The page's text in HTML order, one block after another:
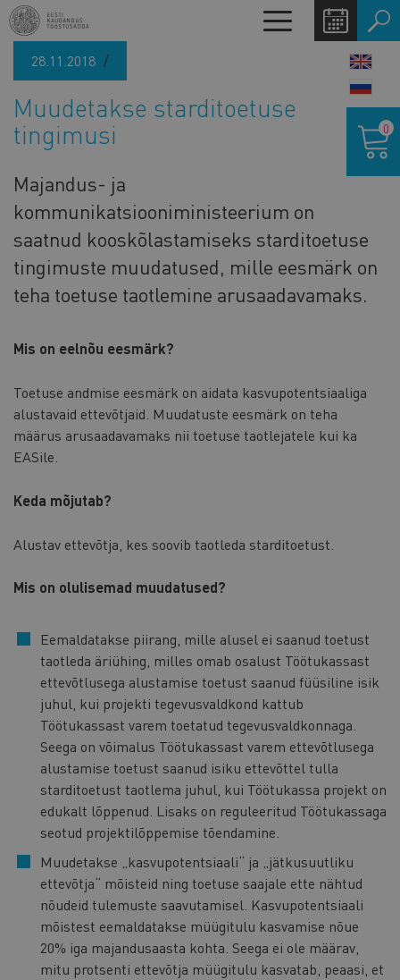
Liigu
edasi
põhisisu
Toggle
navigation
28.11.2018
Muudetakse starditoetuse
tingimusi
Majandus- ja
kommunikatsiooniministeerium on
saatnud kooskõlastamiseks starditoetuse
tingimuste muudatused, mille eesmärk on
teha toetuse taotlemine arusaadavamaks.
Mis on eelnõu eesmärk?
Toetuse andmise eesmärk on aidata kasvupotentsiaaliga
alustavaid ettevõtjaid. Muudatuste eesmärk on teha
määrus arusaadavamaks nii toetuse taotlejatele kui ka
EASile.
Keda mõjutab?
Alustav ettevõtja, kes soovib taotleda starditoetust.
Mis on olulisemad muudatused?
Eemaldatakse piirang, mille alusel ei saanud toetust
taotleda äriühing, milles omab osalust Töötukassast
ettevõtlusega alustamise toetust saanud füüsiline isik
juhul, kui projekti tegevusvaldkond kattub
Töötukassast varem toetatud tegevusvaldkonnaga.
Seega on võimalus Töötukassast varem ettevõtlusega
alustamise toetust saanud isiku ettevõttel tulla
starditoetust taotlema juhul, kui Töötukassa projekt on
edukalt lõppenud. Lisaks on reguleeritud Töötukassaga
seotud projektilõppemise tõendamine.
Muudetakse „kasvupotentsiaali“ ja „jätkusuutliku
ettevõtja“ mõisteid ning toetuse saajale ette nähtud
nõudeid tulemuste saavutamisel. Kasvupotentsiaali
mõistest eemaldatakse müügitulu kasvamise nõue
20% iga majandusaasta kohta. Seega ei ole määrav,
mitu protsenti ettevõtja müügitulu kasvatab, peaasi, et
0